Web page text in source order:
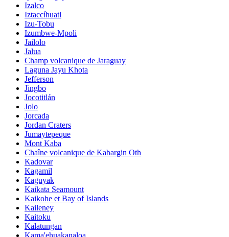
Izalco
Iztaccíhuatl
Izu-Tobu
Izumbwe-Mpoli
Jailolo
Jalua
Champ volcanique de Jaraguay
Laguna Jayu Khota
Jefferson
Jingbo
Jocotitlán
Jolo
Jorcada
Jordan Craters
Jumaytepeque
Mont Kaba
Chaîne volcanique de Kabargin Oth
Kadovar
Kagamil
Kaguyak
Kaikata Seamount
Kaikohe et Bay of Islands
Kaileney
Kaitoku
Kalatungan
Kama'ehuakanaloa